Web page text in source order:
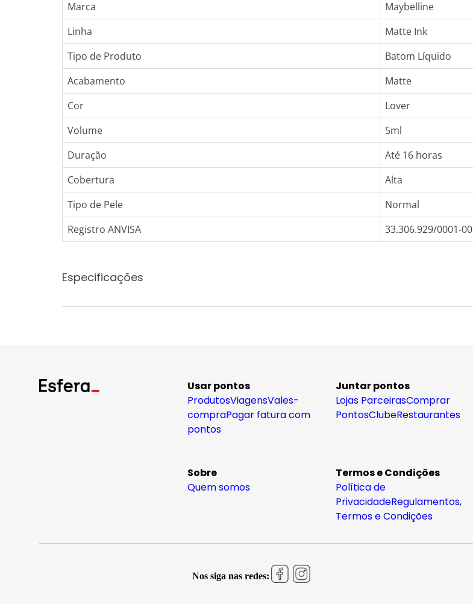
Marca
Maybelline
Linha
Matte Ink
Tipo de Produto
Batom Líquido
Acabamento
Matte
Cor
Lover
Volume
5ml
Duração
Até 16 horas
Cobertura
Alta
Tipo de Pele
Normal
Registro ANVISA
33.306.929/0001-00
Especificações
Usar pontos
ProdutosViagensVales-
compraPagar fatura com
pontos
Juntar pontos
Lojas ParceirasComprar
PontosClubeRestaurantes
Sobre
Quem somos
Termos e Condições
Política de
PrivacidadeRegulamentos,
Termos e Condições
Nos siga nas redes: